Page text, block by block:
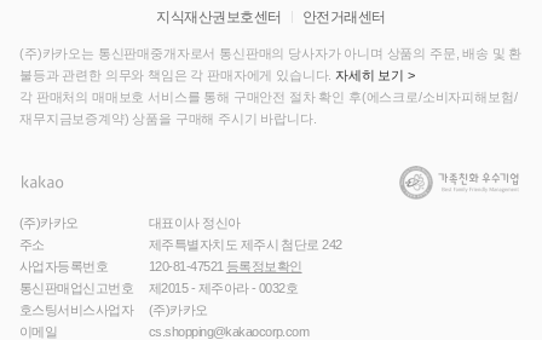
지식재산권보호센터
안전거래센터
(주)카카오는 통신판매중개자로서 통신판매의 당사자가 아니며 상품의 주문, 배송 및 환
불등과 관련한 의무와 책임은 각 판매자에게 있습니다. 자세히 보기 >
각 판매처의 매매보호 서비스를 통해 구매안전 절차 확인 후(에스크로/소비자피해보험/
재무지금보증계약) 상품을 구매해 주시기 바랍니다.
(주)카카오
대표이사 정신아
주소
제주특별자치도 제주시 첨단로 242
사업자등록번호
120-81-47521 등록정보확인
통신판매업신고번호
제2015 - 제주아라 - 0032호
호스팅서비스사업자
(주)카카오
이메일
cs.shopping@kakaocorp.com